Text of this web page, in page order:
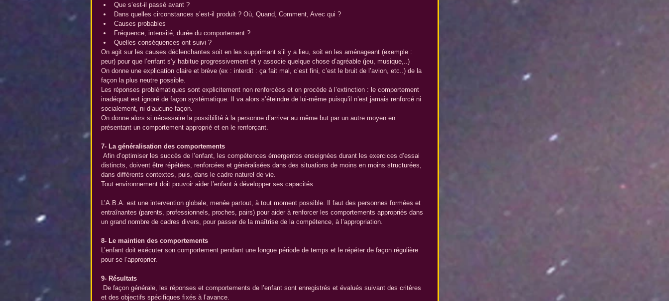
Que s’est-il passé avant ?
Dans quelles circonstances s’est-il produit ? Où, Quand, Comment, Avec qui ?
Causes probables
Fréquence, intensité, durée du comportement ?
Quelles conséquences ont suivi ?
On agit sur les causes déclenchantes soit en les supprimant s’il y a lieu, soit en les aménageant (exemple :
peur) pour que l’enfant s’y habitue progressivement et y associe quelque chose d’agréable (jeu, musique,..)
On donne une explication claire et brève (ex : interdit : ça fait mal, c’est fini, c’est le bruit de l’avion, etc..) de la
façon la plus neutre possible.
Les réponses problématiques sont explicitement non renforcées et on procède à l’extinction : le comportement
inadéquat est ignoré de façon systématique. Il va alors s’éteindre de lui-même puisqu’il n’est jamais renforcé ni
socialement, ni d’aucune façon.
On donne alors si nécessaire la possibilité à la personne d’arriver au même but par un autre moyen en
présentant un comportement approprié et en le renforçant.
7- La généralisation des comportements
distincts, doivent être répétées, renforcées et généralisées dans des situations de moins en moins structurées,
dans différents contextes, puis, dans le cadre naturel de vie.
Tout environnement doit pouvoir aider l’enfant à développer ses capacités.
L’A.B.A. est une intervention globale, menée partout, à tout moment possible. Il faut des personnes formées et
entraînantes (parents, professionnels, proches, pairs) pour aider à renforcer les comportements appropriés dans
un grand nombre de cadres divers, pour passer de la maîtrise de la compétence, à l’appropriation.
8- Le maintien des comportements
L’enfant doit exécuter son comportement pendant une longue période de temps et le répéter de façon régulière
pour se l’approprier.
9- Résultats
et des objectifs spécifiques fixés à l’avance.